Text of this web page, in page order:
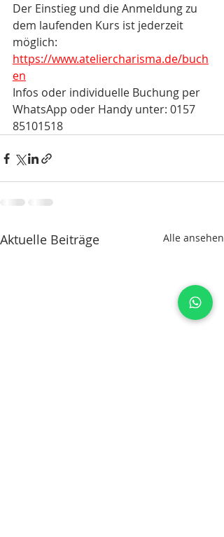
Der Einstieg und die Anmeldung zu
dem laufenden Kurs ist jederzeit
möglich:
https://www.ateliercharisma.de/buch
en
Infos oder individuelle Buchung per
WhatsApp oder Handy unter: ‭0157
85101518‬
Aktuelle Beiträge Alle ansehen